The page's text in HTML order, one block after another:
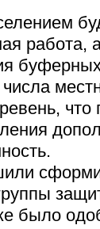
работа,
что
было